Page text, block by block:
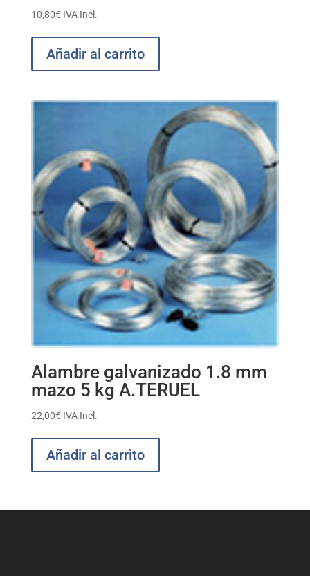
10,80€ IVA Incl.
Añadir al carrito
Alambre galvanizado 1.8 mm
mazo 5 kg A.TERUEL
22,00€ IVA Incl.
Añadir al carrito